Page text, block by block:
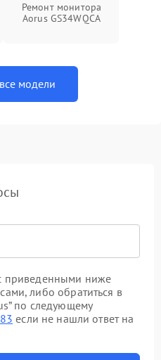
Ремонт монитора
Aorus GS34WQCA
модели
приведенными ниже
либо обратиться в
по следующему
если не нашли ответ на